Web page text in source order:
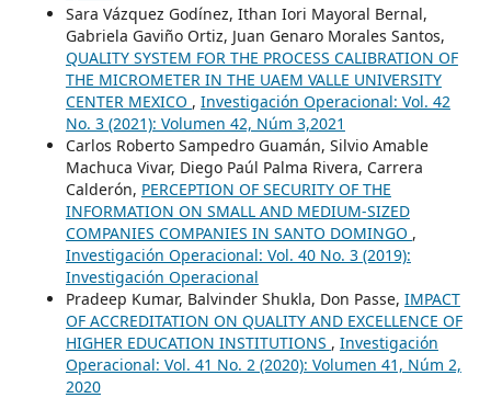
Sara Vázquez Godínez, Ithan Iori Mayoral Bernal,
Gabriela Gaviño Ortiz, Juan Genaro Morales Santos,
QUALITY SYSTEM FOR THE PROCESS CALIBRATION OF
THE MICROMETER IN THE UAEM VALLE UNIVERSITY
CENTER MEXICO , Investigación Operacional: Vol. 42
No. 3 (2021): Volumen 42, Núm 3,2021
Carlos Roberto Sampedro Guamán, Silvio Amable
Machuca Vivar, Diego Paúl Palma Rivera, Carrera
Calderón, PERCEPTION OF SECURITY OF THE
INFORMATION ON SMALL AND MEDIUM-SIZED
COMPANIES COMPANIES IN SANTO DOMINGO ,
Investigación Operacional: Vol. 40 No. 3 (2019):
Investigación Operacional
Pradeep Kumar, Balvinder Shukla, Don Passe, IMPACT
OF ACCREDITATION ON QUALITY AND EXCELLENCE OF
HIGHER EDUCATION INSTITUTIONS , Investigación
Operacional: Vol. 41 No. 2 (2020): Volumen 41, Núm 2,
2020